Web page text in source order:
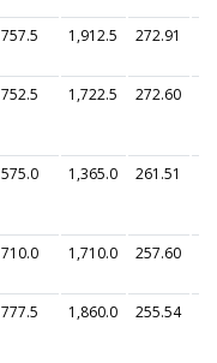
757.5 1,912.5 272.91
752.5 1,722.5 272.60
575.0 1,365.0 261.51
710.0 1,710.0 257.60
777.5 1,860.0 255.54